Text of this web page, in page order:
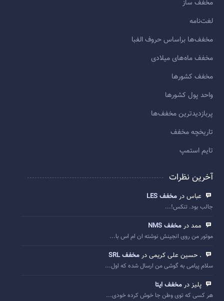
مخفف ساز
لغت‌نامه
مخفف‌ها براساس حروف الفبا
مخفف ماه‌های میلادی
مخفف کشورها
واحد پول کشورها
پربازديدترين مخفف‌ها
تاريخچه مخفف
تایم استمپ
آخرین نظرات
عباس در مخفف LES
جالب بود. تنکس!...
ممد در مخفف NMS
موتور من روی انجینش نوشته ان ام اس با...
. حسین علی کریمی در مخفف SRL
سلام پیامی به گوشی من ارسال شده که اول...
پلیز در مخفف ایتا
هر کسی که توی وطن جا خوش کرده خودی...